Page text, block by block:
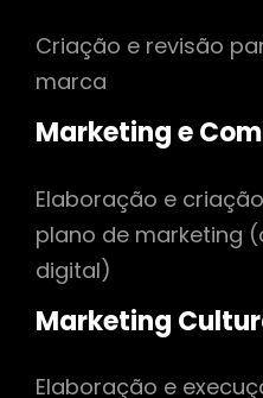
Criação e revisão
marca
Marketing e
Elaboração e
plano de marketing
digital)
Marketing
Elaboração e